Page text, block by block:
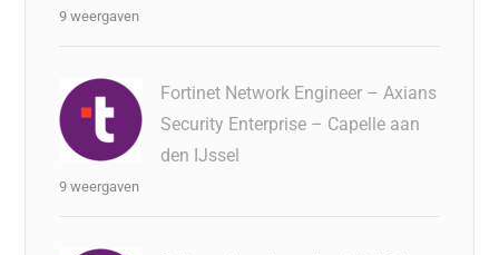
9 weergaven
Fortinet Network Engineer – Axians
Security Enterprise – Capelle aan
den IJssel
9 weergaven